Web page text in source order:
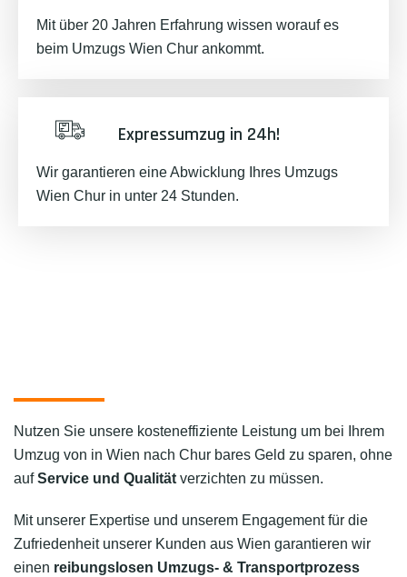
Mit über 20 Jahren Erfahrung wissen worauf es
beim Umzugs Wien Chur ankommt.
Expressumzug in 24h!
Wir garantieren eine Abwicklung Ihres Umzugs
Wien Chur in unter 24 Stunden.
Nutzen Sie unsere kosteneffiziente Leistung um bei Ihrem
Umzug von in Wien nach Chur bares Geld zu sparen, ohne
aufService und Qualität verzichten zu müssen.
Mit unserer Expertise und unserem Engagement für die
Zufriedenheit unserer Kunden aus Wien garantieren wir
einen reibungslosen Umzugs- & Transportprozess